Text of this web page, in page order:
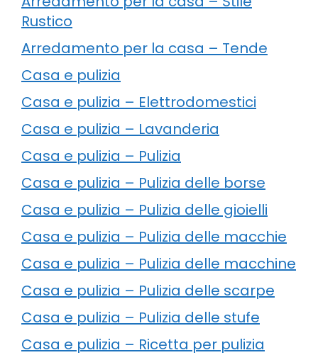
Rustico
Arredamento per la casa – Tende
Casa e pulizia
Casa e pulizia – Elettrodomestici
Casa e pulizia – Lavanderia
Casa e pulizia – Pulizia
Casa e pulizia – Pulizia delle borse
Casa e pulizia – Pulizia delle gioielli
Casa e pulizia – Pulizia delle macchie
Casa e pulizia – Pulizia delle macchine
Casa e pulizia – Pulizia delle scarpe
Casa e pulizia – Pulizia delle stufe
Casa e pulizia – Ricetta per pulizia